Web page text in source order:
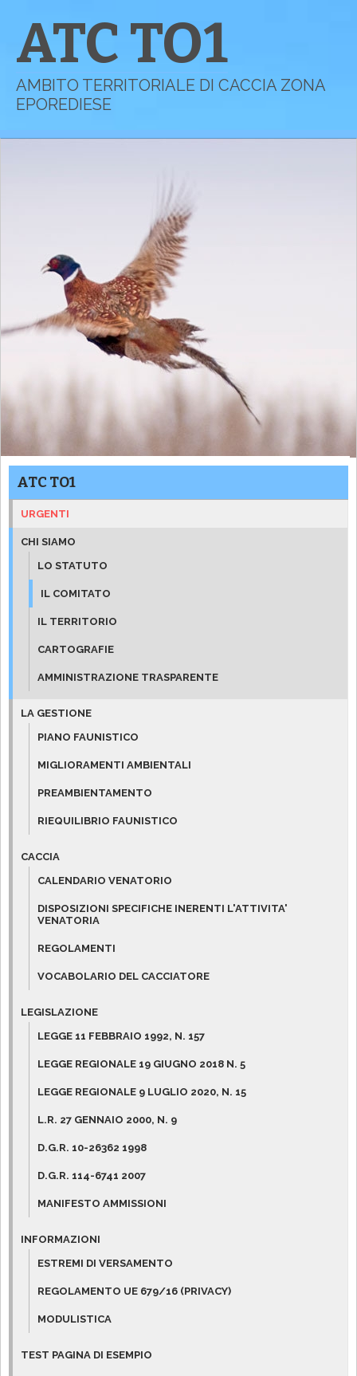
ATC TO1
AMBITO TERRITORIALE DI CACCIA ZONA
EPOREDIESE
ATC TO1
URGENTI
CHI SIAMO
LO STATUTO
IL COMITATO
IL TERRITORIO
CARTOGRAFIE
AMMINISTRAZIONE TRASPARENTE
LA GESTIONE
PIANO FAUNISTICO
MIGLIORAMENTI AMBIENTALI
PREAMBIENTAMENTO
RIEQUILIBRIO FAUNISTICO
CACCIA
CALENDARIO VENATORIO
DISPOSIZIONI SPECIFICHE INERENTI L'ATTIVITA'
VENATORIA
REGOLAMENTI
VOCABOLARIO DEL CACCIATORE
LEGISLAZIONE
LEGGE 11 FEBBRAIO 1992, N. 157
LEGGE REGIONALE 19 GIUGNO 2018 N. 5
LEGGE REGIONALE 9 LUGLIO 2020, N. 15
L.R. 27 GENNAIO 2000, N. 9
D.G.R. 10-26362 1998
D.G.R. 114-6741 2007
MANIFESTO AMMISSIONI
INFORMAZIONI
ESTREMI DI VERSAMENTO
REGOLAMENTO UE 679/16 (PRIVACY)
MODULISTICA
TEST PAGINA DI ESEMPIO